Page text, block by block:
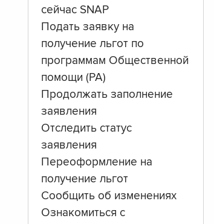
сейчас SNAP
Подать заявку на
получение льгот по
программам Общественной
помощи (PA)
Продолжать заполнение
заявления
Отследить статус
заявления
Переоформление на
получение льгот
Сообщить об изменениях
Ознакомиться с